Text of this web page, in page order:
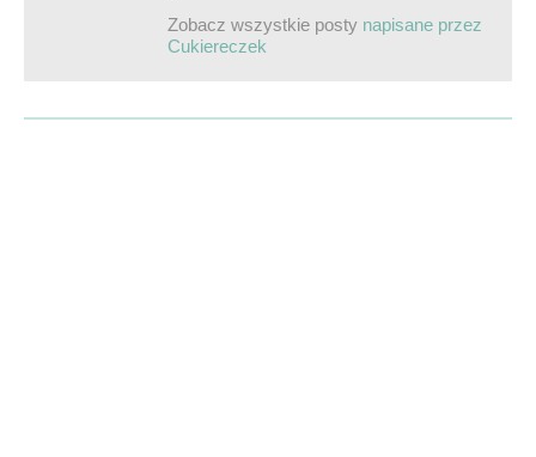
Zobacz wszystkie posty napisane przez
Cukiereczek